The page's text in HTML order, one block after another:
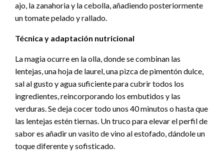
ajo, la zanahoria y la cebolla, añadiendo posteriormente
un tomate pelado y rallado.
Técnica y adaptación nutricional
La magia ocurre en la olla, donde se combinan las
lentejas, una hoja de laurel, una pizca de pimentón dulce,
sal al gusto y agua suficiente para cubrir todos los
ingredientes, reincorporando los embutidos y las
verduras. Se deja cocer todo unos 40 minutos o hasta que
las lentejas estén tiernas. Un truco para elevar el perfil de
sabor es añadir un vasito de vino al estofado, dándole un
toque diferente y sofisticado.